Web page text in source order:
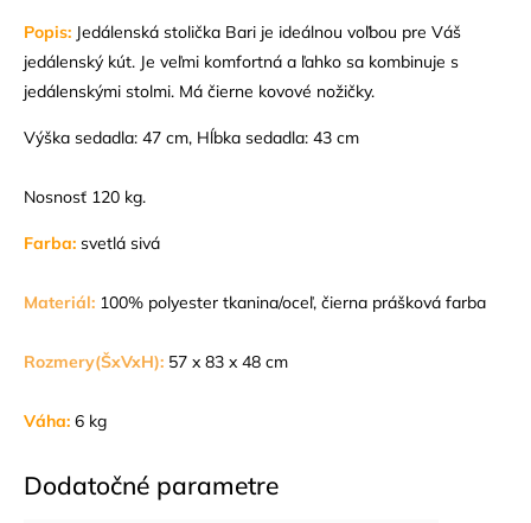
Popis: Jedálenská stolička Bari je ideálnou voľbou pre Váš
jedálenský kút. Je veľmi komfortná a ľahko sa kombinuje s
jedálenskými stolmi. Má čierne kovové nožičky.
Výška sedadla: 47 cm, Hĺbka sedadla: 43 cm
Nosnosť 120 kg.
Farba: svetlá sivá
Materiál: 100% polyester tkanina/oceľ, čierna prášková farba
Rozmery(ŠxVxH): 57 x 83 x 48 cm
Váha: 6 kg
Dodatočné parametre